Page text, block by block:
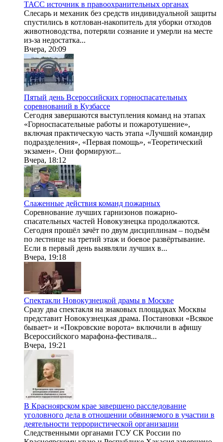
ТАСС источник в правоохранительных органах
Слесарь и механик без средств индивидуальной защиты
спустились в котлован-накопитель для уборки отходов
животноводства, потеряли сознание и умерли на месте
из-за недостатка...
Вчера, 20:09
Пятый день Всероссийских горноспасательных
соревнований в Кузбассе
Сегодня завершаются выступления команд на этапах
«Горноспасательные работы и пожаротушение»,
включая практическую часть этапа «Лучший командир
подразделения», «Первая помощь», «Теоретический
экзамен». Они формируют...
Вчера, 18:12
Слаженные действия команд пожарных
Соревнование лучших гарнизонов пожарно-
спасательных частей Новокузнецка продолжаются.
Сегодня прошёл зачёт по двум дисциплинам – подъём
по лестнице на третий этаж и боевое развёртывание.
Если в первый день выявляли лучших в...
Вчера, 19:18
Спектакли Новокузнецкой драмы в Москве
Сразу два спектакля на знаковых площадках Москвы
представит Новокузнецкая драма. Постановки «Всякое
бывает» и «Покровские ворота» включили в афишу
Всероссийского марафона-фестиваля...
Вчера, 19:21
В Красноярском крае завершено расследование
уголовного дела в отношении обвиняемого в участии в
деятельности террористической организации
Следственными органами ГСУ СК России по